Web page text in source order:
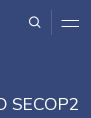
SECOP2